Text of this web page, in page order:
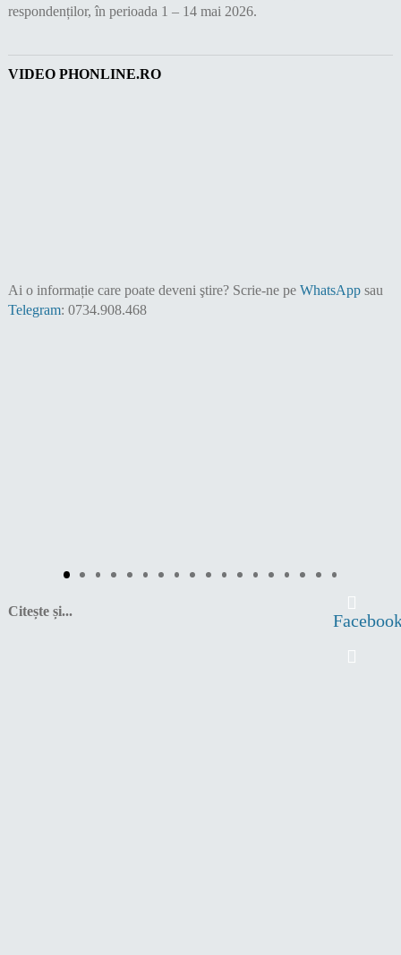
respondenților, în perioada 1 – 14 mai 2026.
VIDEO PHONLINE.RO
Ai o informație care poate deveni ştire? Scrie-ne pe WhatsAppsau
Telegram: 0734.908.468
Citește și...